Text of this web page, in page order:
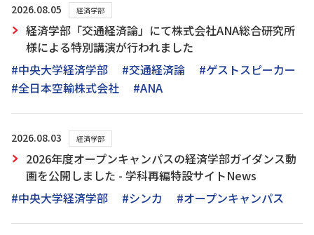
2026.08.05 経済学部
経済学部「交通経済論」にて株式会社ANA総合研究所
様による特別講演が行われました
#中央大学経済学部
#交通経済論
#ゲストスピーカー
#全日本空輸株式会社
#ANA
2026.08.03 経済学部
2026年度オープンキャンパスの経済学部ガイダンス動
画を公開しました - 学科再編特設サイトNews
#中央大学経済学部
#シンカ #オープンキャンパス